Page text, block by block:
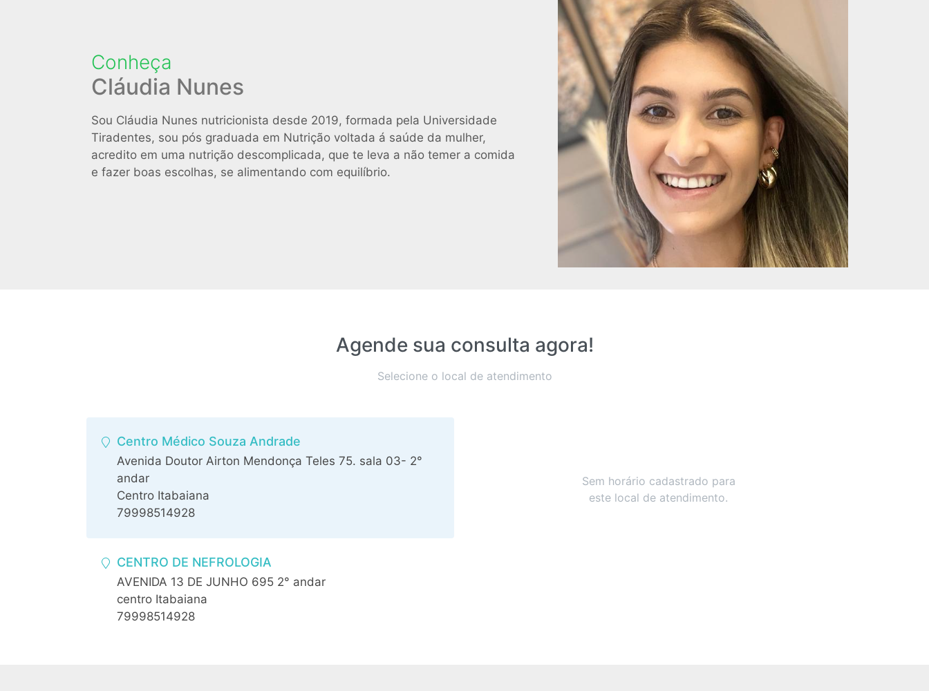
Conheça
Cláudia Nunes
Sou Cláudia Nunes nutricionista desde 2019, formada pela Universidade
Tiradentes, sou pós graduada em Nutrição voltada á saúde da mulher,
acredito em uma nutrição descomplicada, que te leva a não temer a comida
e fazer boas escolhas, se alimentando com equilíbrio.
Agende sua consulta agora!
Selecione o local de atendimento
Centro Médico Souza Andrade
Avenida Doutor Airton Mendonça Teles 75. sala 03- 2°
andar
Centro Itabaiana
79998514928
CENTRO DE NEFROLOGIA
AVENIDA 13 DE JUNHO 695 2° andar
centro Itabaiana
79998514928
Sem horário cadastrado para
este local de atendimento.